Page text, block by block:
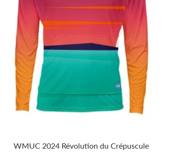
WMUC 2024 Révolution du Crépuscule